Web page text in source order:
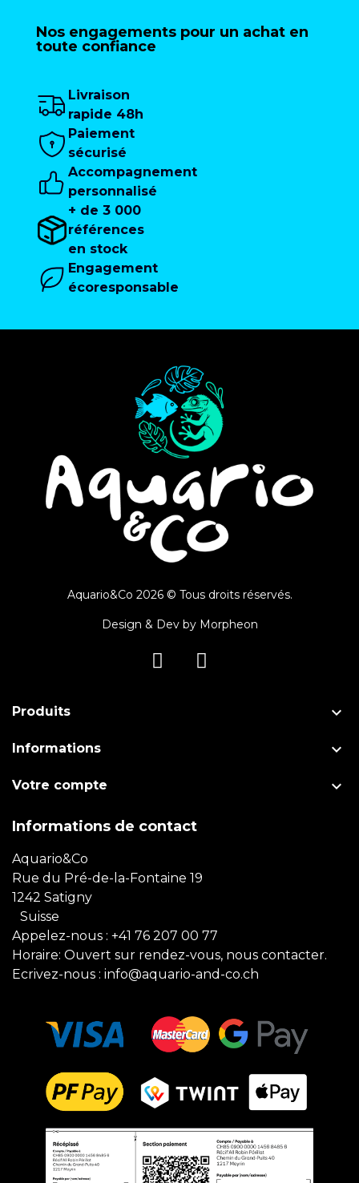
Nos engagements pour un achat en
toute confiance
Livraison
rapide 48h
Paiement
sécurisé
Accompagnement
personnalisé
+ de 3 000
références
en stock
Engagement
écoresponsable
Aquario&Co 2026 © Tous droits réservés.
Design & Dev by Morpheon
Produits 
Informations 
Votre compte 
Informations de contact
Aquario&Co
Rue du Pré-de-la-Fontaine 19
1242 Satigny
Suisse
Appelez-nous : +41 76 207 00 77
Horaire: Ouvert sur rendez-vous, nous contacter.
Ecrivez-nous : info@aquario-and-co.ch